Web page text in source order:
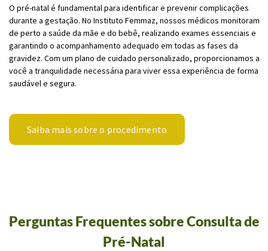
O pré-natal é fundamental para identificar e prevenir complicações
durante a gestação. No Instituto Femmaz, nossos médicos monitoram
de perto a saúde da mãe e do bebê, realizando exames essenciais e
garantindo o acompanhamento adequado em todas as fases da
gravidez. Com um plano de cuidado personalizado, proporcionamos a
você a tranquilidade necessária para viver essa experiência de forma
saudável e segura.
Saiba mais sobre o procedimento
Perguntas Frequentes sobre Consulta de
Pré-Natal